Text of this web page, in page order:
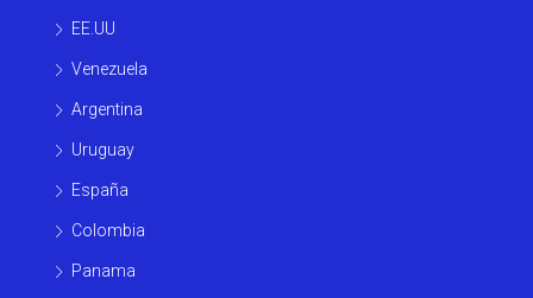
EE.UU
Venezuela
Argentina
Uruguay
España
Colombia
Panama